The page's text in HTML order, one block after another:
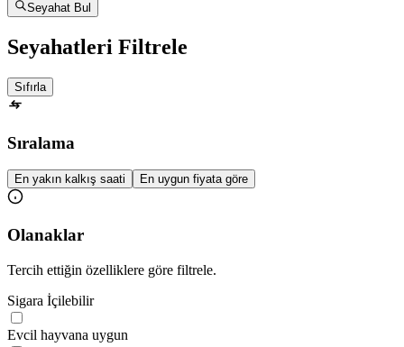
Seyahat Bul
Seyahatleri Filtrele
Sıfırla
Sıralama
En yakın kalkış saati En uygun fiyata göre
Olanaklar
Tercih ettiğin özelliklere göre filtrele.
Sigara İçilebilir
Evcil hayvana uygun